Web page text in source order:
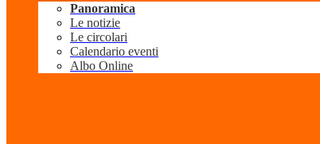
Panoramica
Le notizie
Le circolari
Calendario eventi
Albo Online